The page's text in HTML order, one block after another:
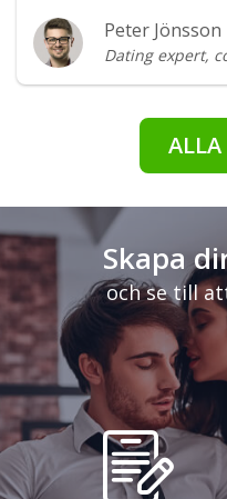
Peter Jönsson
Dating expert,
Skapa
och se till